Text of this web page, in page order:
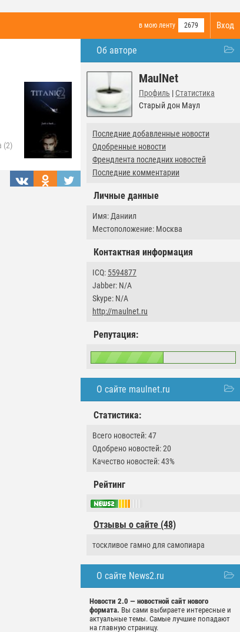
Вход
в мою ленту 2679
Об авторе
MaulNet
Профиль | Статистика
Старый дон Маул
Последние добавленные новости
Одобренные новости
Френдлента последних новостей
Последние комментарии
Личные данные
Имя: Даниил
Местоположение: Москва
Контактная информация
ICQ: 5594877
Jabber: N/A
Skype: N/A
http://maulnet.ru
Репутация:
О сайте maulnet.ru
Статистика:
Всего новостей: 47
Одобрено новостей: 20
Качество новостей: 43%
Рейтинг
Отзывы о сайте (48)
тоскливое гамно для самопиара
О сайте News2.ru
Новости 2.0 — новостной сайт нового
формата. Вы сами выбираете интересные и
актуальные темы. Самые лучшие попадают
на главную страницу.
(2)